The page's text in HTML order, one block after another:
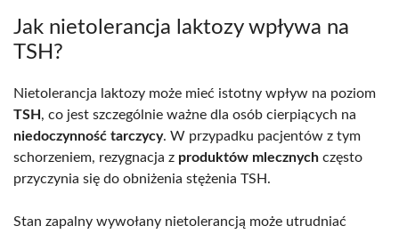
Jak nietolerancja laktozy wpływa na
TSH?
Nietolerancja laktozy może mieć istotny wpływ na poziom
TSH , co jest szczególnie ważne dla osób cierpiących na
niedoczynność tarczycy. W przypadku pacjentów z tym
schorzeniem, rezygnacja z produktów mlecznych często
przyczynia się do obniżenia stężenia TSH.
Stan zapalny wywołany nietolerancją może utrudniać